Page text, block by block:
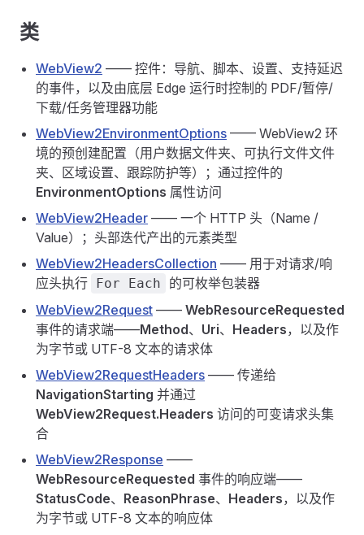
类
WebView2 —— 控件：导航、脚本、设置、支持延迟
的事件，以及由底层 Edge 运行时控制的 PDF/暂停/
下载/任务管理器功能
WebView2EnvironmentOptions —— WebView2 环
境的预创建配置（用户数据文件夹、可执行文件文件
夹、区域设置、跟踪防护等）；通过控件的
EnvironmentOptions 属性访问
WebView2Header —— 一个 HTTP 头（Name /
Value）；头部迭代产出的元素类型
WebView2HeadersCollection —— 用于对请求/响
应头执行 For Each
的可枚举包装器
WebView2Request —— WebResourceRequested
事件的请求端——Method、 Uri、 Headers，以及作
为字节或 UTF-8 文本的请求体
WebView2RequestHeaders —— 传递给
NavigationStarting 并通过
WebView2Request.Headers 访问的可变请求头集
合
WebView2Response ——
WebResourceRequested 事件的响应端——
StatusCode、 ReasonPhrase、 Headers，以及作
为字节或 UTF-8 文本的响应体